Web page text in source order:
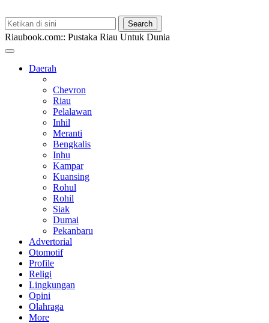
Riaubook.com:: Pustaka Riau Untuk Dunia
Daerah
Chevron
Riau
Pelalawan
Inhil
Meranti
Bengkalis
Inhu
Kampar
Kuansing
Rohul
Rohil
Siak
Dumai
Pekanbaru
Advertorial
Otomotif
Profile
Religi
Lingkungan
Opini
Olahraga
More